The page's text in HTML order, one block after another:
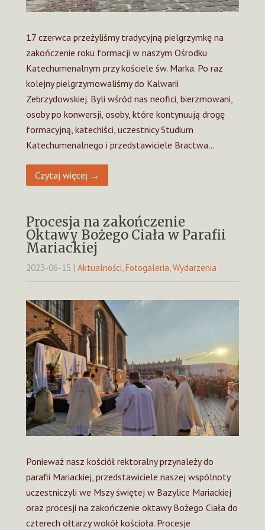
17 czerwca przeżyliśmy tradycyjną pielgrzymkę na
zakończenie roku formacji w naszym Ośrodku
Katechumenalnym przy kościele św. Marka. Po raz
kolejny pielgrzymowaliśmy do Kalwarii
Zebrzydowskiej. Byli wśród nas neofici, bierzmowani,
osoby po konwersji, osoby, które kontynuują drogę
formacyjną, katechiści, uczestnicy Studium
Katechumenalnego i przedstawiciele Bractwa…
Czytaj więcej →
Procesja na zakończenie
Oktawy Bożego Ciała w Parafii
Mariackiej
2023-06-15 | Aktualności Fotogaleria Wydarzenia
Ponieważ nasz kościół rektoralny przynależy do
parafii Mariackiej, przedstawiciele naszej wspólnoty
uczestniczyli we Mszy świętej w Bazylice Mariackiej
oraz procesji na zakończenie oktawy Bożego Ciała do
czterech ołtarzy wokół kościoła. Procesje